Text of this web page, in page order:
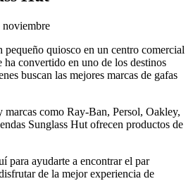
noviembre
quiosco en un centro comercial
convertido en uno de los destinos
buscan las mejores marcas de gafas
como Ray-Ban, Persol, Oakley,
Sunglass Hut ofrecen productos de
para ayudarte a encontrar el par
de la mejor experiencia de